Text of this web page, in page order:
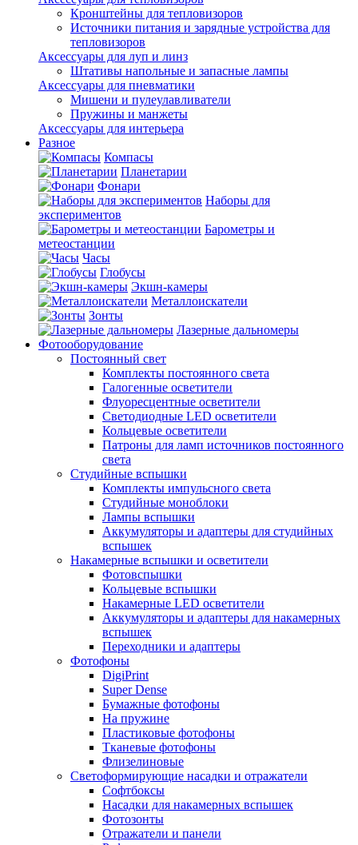
Кронштейны для тепловизоров
Источники питания и зарядные устройства для
тепловизоров
Аксессуары для луп и линз
Штативы напольные и запасные лампы
Аксессуары для пневматики
Мишени и пулеулавливатели
Пружины и манжеты
Аксессуары для интерьера
Разное
Компасы
Планетарии
Фонари
Наборы для
экспериментов
Барометры и
метеостанции
Часы
Глобусы
Экшн-камеры
Металлоискатели
Зонты
Лазерные дальномеры
Фотооборудование
Постоянный свет
Комплекты постоянного света
Галогенные осветители
Флуоресцентные осветители
Светодиодные LED осветители
Кольцевые осветители
Патроны для ламп источников постоянного
света
Студийные вспышки
Комплекты импульсного света
Студийные моноблоки
Лампы вспышки
Аккумуляторы и адаптеры для студийных
вспышек
Накамерные вспышки и осветители
Фотовспышки
Кольцевые вспышки
Накамерные LED осветители
Аккумуляторы и адаптеры для накамерных
вспышек
Переходники и адаптеры
Фотофоны
DigiPrint
Super Dense
Бумажные фотофоны
На пружине
Пластиковые фотофоны
Тканевые фотофоны
Флизелиновые
Светоформирующие насадки и отражатели
Софтбоксы
Насадки для накамерных вспышек
Фотозонты
Отражатели и панели